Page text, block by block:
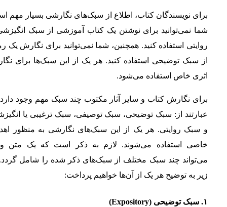
برای نویسندگان کتاب، اطلاع از سبک‌های نگارشی بسیار مهم
شما نمی‌توانید برای نوشتن یک کتاب آموزشی از سبک
روایتی استفاده کنید. همچنین، شما نمی‌توانید برای نگارش یک
از سبک توضیحی استفاده کنید. هر یک از این سبک‌ها برای
اثری خاص استفاده می‌شود.
برای نگارش کتاب و سایر آثار مکتوب چند سبک مهم وجود
عبارتند از: سبک توضیحی، سبک توصیفی، سبک ترغیبی یا
و سبک روایتی. هر یک از این سبک‌های نگارشی به منظور
خاصی استفاده می‌شوند. لازم به ذکر است که یک متن
می‌تواند چند سبک مختلف از سبک‌های ذکر شده را شامل
زیر به توضیح هر یک از آن‌ها خواهیم پرداخت:
۱. سبک توضیحی (Expository)